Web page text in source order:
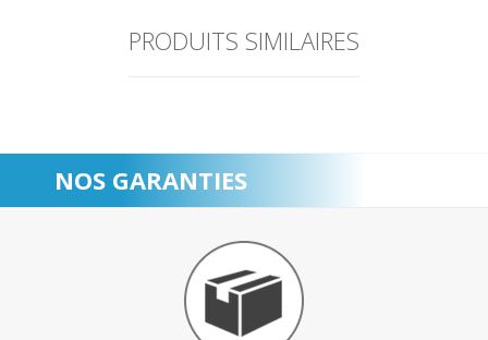
PRODUITS SIMILAIRES
NOS GARANTIES